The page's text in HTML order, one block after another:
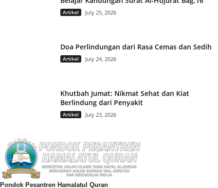
Artikel July 25, 2026
Doa Perlindungan dari Rasa Cemas dan Sedih
Artikel July 24, 2026
Khutbah Jumat: Nikmat Sehat dan Kiat
Berlindung dari Penyakit
Artikel July 23, 2026
Pondok Pesantren Hamalatul Quran